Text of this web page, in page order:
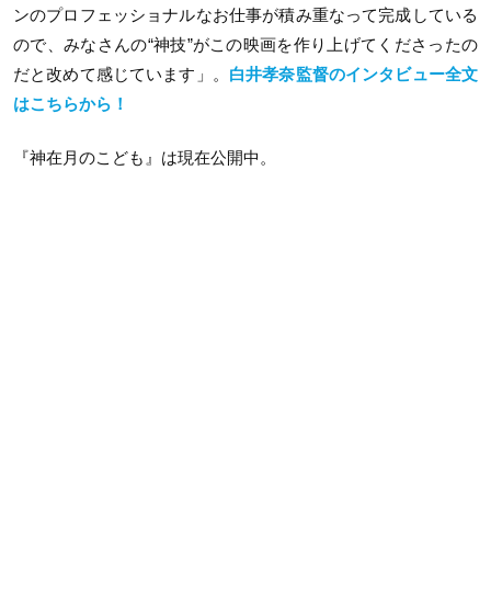
ンのプロフェッショナルなお仕事が積み重なって完成している
ので、みなさんの“神技”がこの映画を作り上げてくださったの
だと改めて感じています」。 白井孝奈監督のインタビュー全文
はこちらから！
『神在月のこども』は現在公開中。